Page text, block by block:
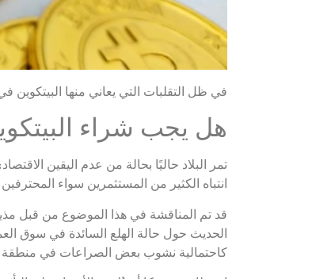
في ظل التقلبات التي يعاني منها البيتكوين
هل يجب شراء
تمر البلاد حاليًا بحالة من عدم اليقين
انتباه الكثير من المستثمرين سواء
قد تم المناقشة في هذا الموضوع من قبل
الحديث حول حالة الهلع السائدة في سوق
كاحتمالية نشوب بعض الصراعات في منطقة